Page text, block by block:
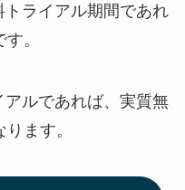
トライアル期間であれ
。
ルであれば、実質無
ます。